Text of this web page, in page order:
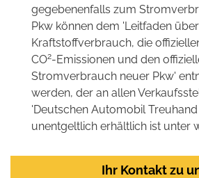
gegebenenfalls zum
Pkw können dem 'Leitfaden
Kraftstoffverbrauch, die
CO2-Emissionen und den
Stromverbrauch neuer Pkw'
werden, der an allen
'Deutschen Automobil
unentgeltlich erhältlich ist unter
Ihr Kontakt zu